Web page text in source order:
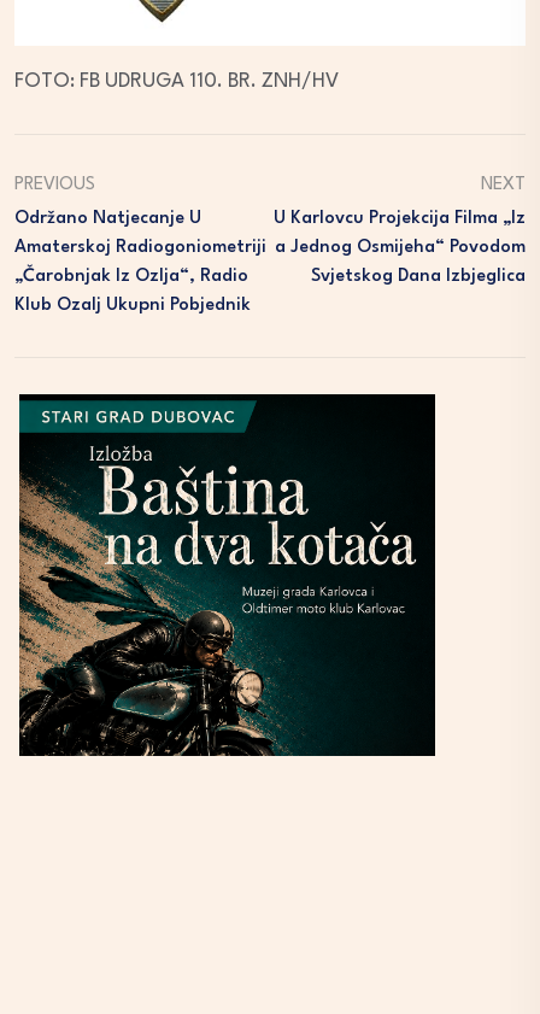
FOTO: FB UDRUGA 110. BR. ZNH/HV
PREVIOUS
Održano Natjecanje U
Amaterskoj Radiogoniometriji
„Čarobnjak Iz Ozlja“, Radio
Klub Ozalj Ukupni Pobjednik
NEXT
U Karlovcu Projekcija Filma „Iz
A Jednog Osmijeha“ Povodom
Svjetskog Dana Izbjeglica